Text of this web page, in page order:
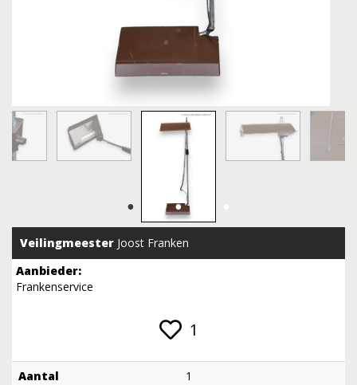
Veilingmeester Joost Franken
Aanbieder:
Frankenservice
1
Aantal
1